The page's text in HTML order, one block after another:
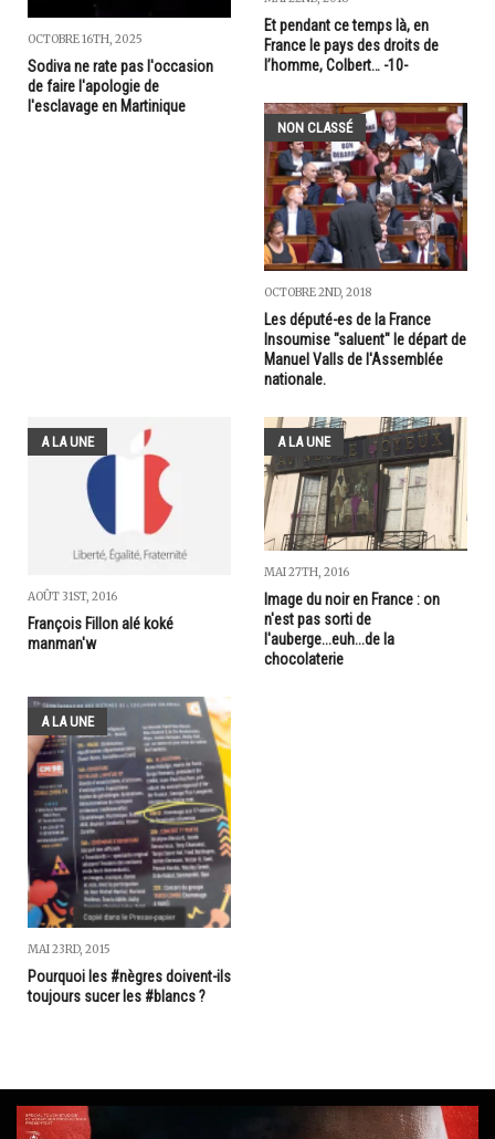
OCTOBRE 16TH, 2025
Sodiva ne rate pas l'occasion
de faire l'apologie de
l'esclavage en Martinique
Et pendant ce temps là, en
France le pays des droits de
l’homme, Colbert… -10-
NON CLASSÉ
OCTOBRE 2ND, 2018
Les député-es de la France
Insoumise "saluent" le départ de
Manuel Valls de l'Assemblée
nationale.
A LA UNE
AOÛT 31ST, 2016
François Fillon alé koké
manman'w
A LA UNE
MAI 27TH, 2016
Image du noir en France : on
n'est pas sorti de
l'auberge...euh...de la
chocolaterie
A LA UNE
MAI 23RD, 2015
Pourquoi les #nègres doivent-ils
toujours sucer les #blancs ?